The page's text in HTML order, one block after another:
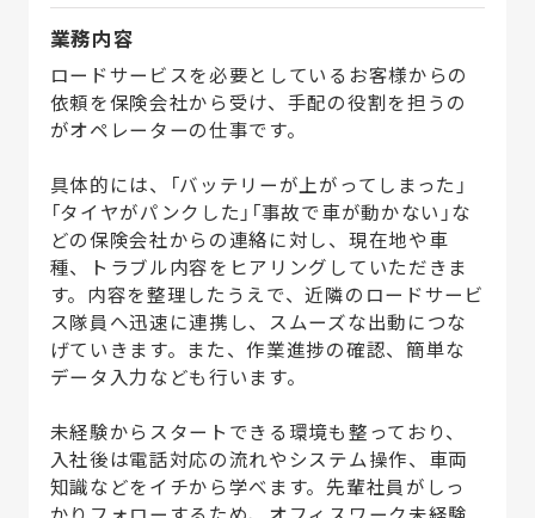
業務内容
ロードサービスを必要としているお客様からの
依頼を保険会社から受け、手配の役割を担うの
がオペレーターの仕事です。
具体的には、「バッテリーが上がってしまった」
「タイヤがパンクした」「事故で車が動かない」な
どの保険会社からの連絡に対し、現在地や車
種、トラブル内容をヒアリングしていただきま
す。内容を整理したうえで、近隣のロードサービ
ス隊員へ迅速に連携し、スムーズな出動につな
げていきます。また、作業進捗の確認、簡単な
データ入力なども行います。
未経験からスタートできる環境も整っており、
入社後は電話対応の流れやシステム操作、車両
知識などをイチから学べます。先輩社員がしっ